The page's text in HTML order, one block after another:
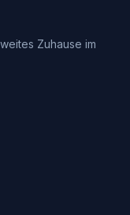
Zuhause im